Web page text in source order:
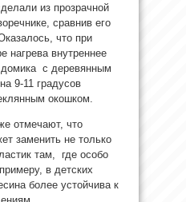
из прозрачной
сравнив его
что при
нагрева внутреннее
домика с деревянным
9-11 градусов
окошком.
отмечают, что
заменить не только
там, где особо
в детских
более устойчива к